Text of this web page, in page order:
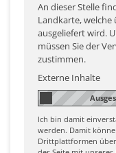
An dieser Stelle
Landkarte,
ausgeliefert wird.
müssen Sie der
zustimmen.
Externe Inhalte
Ich bin damit
werden. Damit
Drittplattformen